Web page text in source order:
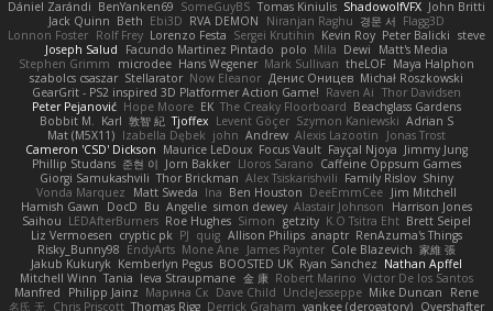
Dániel Zarándi BenYanken69 SomeGuyBS Tomas Kiniulis ShadowolfVFX John Britti
Jack Quinn Beth Ebi3D RVA DEMON Niranjan Raghu 경문 서 Flagg3D
Lonnon Foster Rolf Frey Lorenzo Festa Sergei Krutihin Kevin Roy Peter Balicki steve
Joseph Salud
Facundo Martinez Pintado polo Mila Dewi
Matt's Media
Stephen Grimm
microdee Hans Wegener Mark Sullivan theLOF Maya Halphon
szabolcs csaszar Stellarator Now Eleanor Денис Оницев Michał Roszkowski
GearGrit - PS2 inspired 3D Platformer Action Game! Raven Ai Thor Davidsen
Peter Pejanović Hope Moore EK The Creaky Floorboard Beachglass Gardens
Bobbit M. Karl 敦智 紀 Tjoffex Levent Göçer Szymon Kaniewski Adrian S
Mat (M5X11) Izabella Dębek john Andrew Alexis Lazootin
Jonas Trost
Cameron 'CSD' Dickson Maurice LeDoux Focus Vault Fayçal Njoya Jimmy Jung
Phillip Studans 준현 이 Jorn Bakker Lloros Sarano Caffeine Oppsum Games
Giorgi Samukashvili Thor Brickman Alex Tsiskarishvili Family Rislov Shiny
Vonda Marquez
Matt Sweda Ina Ben Houston DeeEmmCee Jim Mitchell
Hamish Gawn
DocD Bu Angelie simon dewey Alastair Johnson
Harrison Jones
Saihou LEDAfterBurners Roe Hughes Simon getzity K.O Tsitra Eht Brett Seipel
Liz Vermoesen cryptic pk PJ quig Allison Philips anaptr RenAzuma's Things
Risky_Bunny98 EndyArts Mone Ane James Paynter Cole Blazevich 家維 張
Jakub Kukuryk Kemberlyn Pegus BOOSTED UK Ryan Sanchez Nathan Apffel
Mitchell Winn Tania Ieva Straupmane 金 康 Robert Marino Victor De los Santos
Manfred
Philipp Jainz Марина Ск Dave Child UncleJesseppe Mike Duncan
Rene
名氏 无 Chris Priscott Thomas Rigg Derrick Graham yankee (derogatory) Overshafter